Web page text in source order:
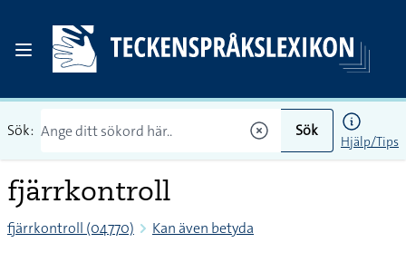
Sök: Sök
Hjälp/Tips
fjärrkontroll
fjärrkontroll (04770) Kan även betyda